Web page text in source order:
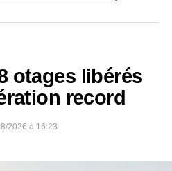
figurent plusieurs anciens
ans, ainsi que Thomas Boni
pays de 2016 à 2026, rejoint
d’en prendre la présidence,
responsabilités
otages libérés
record
2026 à 16:23